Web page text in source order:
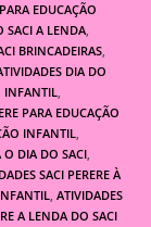
EDUCAÇÃO
SACI A LENDA,
BRINCADEIRAS,
DIA DO
INFANTIL,
PARA EDUCAÇÃO
INFANTIL,
O DIA DO SACI,
SACI PERERE À
, ATIVIDADES
A LENDA DO SACI